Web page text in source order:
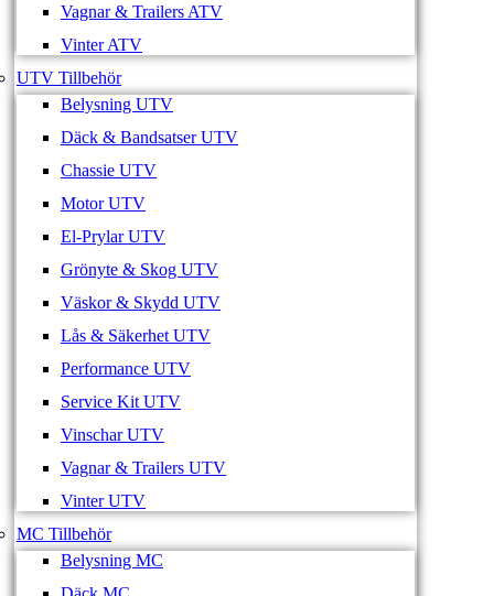
Vagnar & Trailers ATV
Vinter ATV
UTV Tillbehör
Belysning UTV
Däck & Bandsatser UTV
Chassie UTV
Motor UTV
El-Prylar UTV
Grönyte & Skog UTV
Väskor & Skydd UTV
Lås & Säkerhet UTV
Performance UTV
Service Kit UTV
Vinschar UTV
Vagnar & Trailers UTV
Vinter UTV
MC Tillbehör
Belysning MC